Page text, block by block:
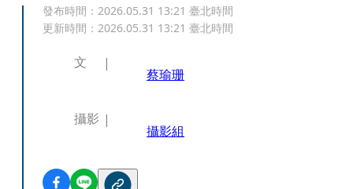
發布時間： 2026.05.31 13:21 臺北時間
更新時間： 2026.05.31 13:21 臺北時間
文
蔡瑜珊
攝影
攝影組